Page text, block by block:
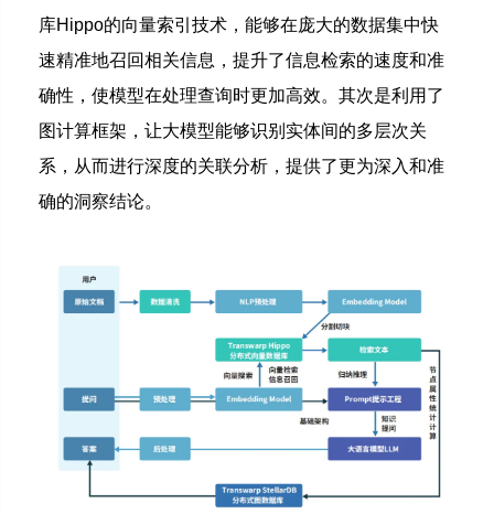
库Hippo的向量索引技术，能够在庞大的数据集中快
速精准地召回相关信息，提升了信息检索的速度和准
确性，使模型在处理查询时更加高效。 其次是利用了
图计算框架，让大模型能够识别实体间的多层次关
系，从而进行深度的关联分析，提供了更为深入和准
确的洞察结论。